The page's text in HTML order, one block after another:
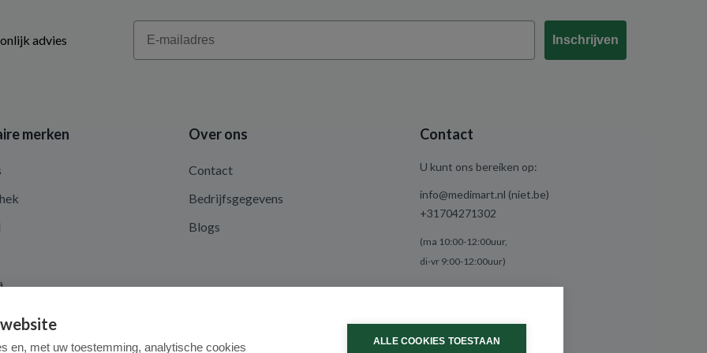
advies
Email
Inschrijven
merken Over ons
Contact
Bedrijfsgegevens
Blogs
Contact
U kunt ons bereiken op:
info@medimart.nl (niet.be)
+31704271302
(ma 10:00-12:00uur,
di-vr 9:00-12:00uur)
en, met uw toestemming, analytische cookies ALLE COOKIES TOESTAAN